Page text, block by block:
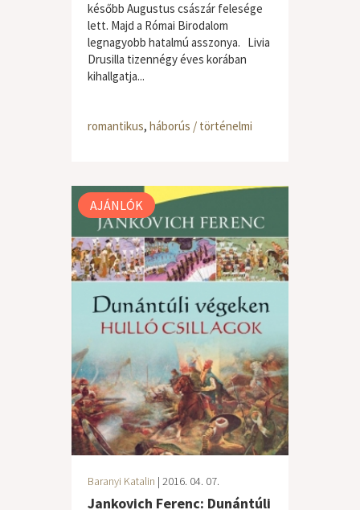
később Augustus császár felesége
lett. Majd a Római Birodalom
legnagyobb hatalmú asszonya. Livia
Drusilla tizennégy éves korában
kihallgatja...
romantikus, háborús / történelmi
AJÁNLÓK
Baranyi Katalin | 2016. 04. 07.
Jankovich Ferenc: Dunántúli